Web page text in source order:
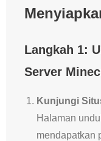
Langkah 1:
Server
Kunjungi
Halaman
mendapatkan